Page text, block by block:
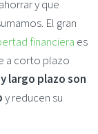
y que
El gran
financiera es
a corto plazo
largo plazo son
y reducen su